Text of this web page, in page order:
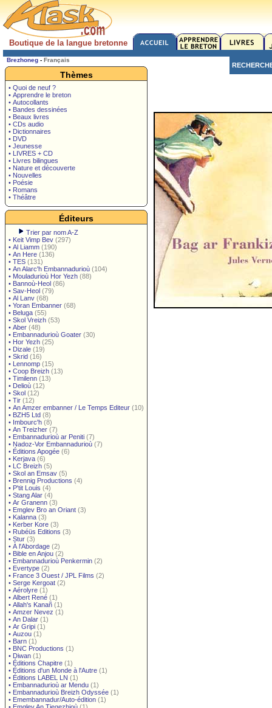
Boutique de la langue bretonne
Brezhoneg - Français
Thèmes
• Quoi de neuf ?
• Apprendre le breton
• Autocollants
• Bandes dessinées
• Beaux livres
• CDs audio
• Dictionnaires
• DVD
• Jeunesse
• LIVRES + CD
• Livres bilingues
• Nature et découverte
• Nouvelles
• Poésie
• Romans
• Théâtre
Éditeurs
Trier par nom A-Z
• Keit Vimp Bev (297)
• Al Liamm (190)
• An Here (136)
• TES (131)
• An Alarc'h Embannadurioù (104)
• Mouladurioù Hor Yezh (88)
• Bannoù-Heol (86)
• Sav-Heol (79)
• Al Lanv (68)
• Yoran Embanner (68)
• Beluga (55)
• Skol Vreizh (53)
• Aber (48)
• Embannadurioù Goater (30)
• Hor Yezh (25)
• Dizale (19)
• Skrid (16)
• Lennomp (15)
• Coop Breizh (13)
• Timilenn (13)
• Delioù (12)
• Skol (12)
• Tir (12)
• An Amzer embanner / Le Temps Editeur (10)
• BZH5 Ltd (8)
• Imbourc'h (8)
• An Treizher (7)
• Embannadurioù ar Peniti (7)
• Nadoz-Vor Embannadurioù (7)
• Éditions Apogée (6)
• Kerjava (6)
• LC Breizh (5)
• Skol an Emsav (5)
• Brennig Productions (4)
• P'tit Louis (4)
• Stang Alar (4)
• Ar Granenn (3)
• Emglev Bro an Oriant (3)
• Kalanna (3)
• Kerber Kore (3)
• Rubéüs Editions (3)
• Stur (3)
• À l'Abordage (2)
• Bible en Anjou (2)
• Embannadurioù Penkermin (2)
• Evertype (2)
• France 3 Ouest / JPL Films (2)
• Serge Kergoat (2)
• Aérolyre (1)
• Albert René (1)
• Allah's Kanañ (1)
• Amzer Nevez (1)
• An Dalar (1)
• Ar Gripi (1)
• Auzou (1)
• Barn (1)
• BNC Productions (1)
• Diwan (1)
• Éditions Chapitre (1)
• Éditions d'un Monde à l'Autre (1)
• Éditions LABEL LN (1)
• Embannadurioù ar Mendu (1)
• Embannadurioù Breizh Odyssée (1)
• Emembannadur/Auto-édition (1)